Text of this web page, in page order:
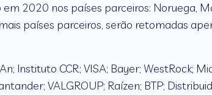
2020 nos países parceiros: Noruega,
países parceiros, serão retomadas
Instituto CCR; VISA; Bayer; WestRock;
VALGROUP; Raízen; BTP;